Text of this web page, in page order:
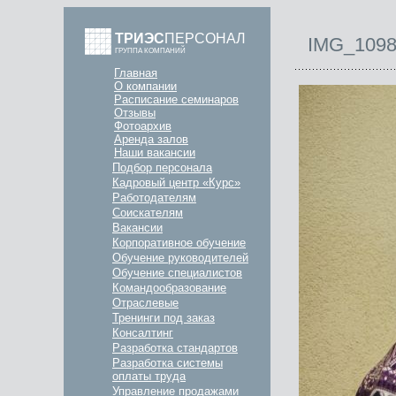
ТРИЭСПЕРСОНАЛ
ГРУППА КОМПАНИЙ
Главная
О компании
Расписание семинаров
Отзывы
Фотоархив
Аренда залов
Наши вакансии
Подбор персонала
Кадровый центр «Курс»
Работодателям
Соискателям
Вакансии
Корпоративное обучение
Обучение руководителей
Обучение специалистов
Командообразование
Отраслевые
Тренинги под заказ
Консалтинг
Разработка стандартов
Разработка системы
оплаты труда
Управление продажами
IMG_1098